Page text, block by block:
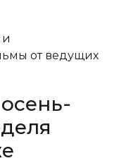
от ведущих